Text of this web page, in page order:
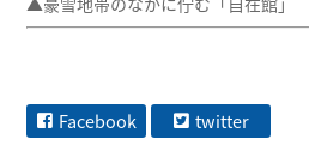
Facebook twitter